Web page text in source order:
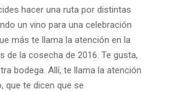
hacer una ruta por distintas
un vino para una celebración
más te llama la atención en la
de la cosecha de 2016. Te gusta,
bodega. Allí, te llama la atención
que te dicen que se